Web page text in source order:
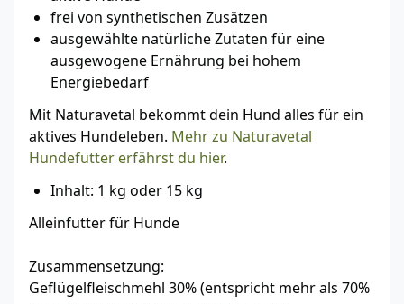
frei von synthetischen Zusätzen
ausgewählte natürliche Zutaten für eine
ausgewogene Ernährung bei hohem
Energiebedarf
Mit Naturavetal bekommt dein Hund alles für ein
aktives Hundeleben. Mehr zu Naturavetal
Hundefutter erfährst du hier.
Inhalt: 1 kg oder 15 kg
Alleinfutter für Hunde
Zusammensetzung:
Geflügelfleischmehl 30% (entspricht mehr als 70%